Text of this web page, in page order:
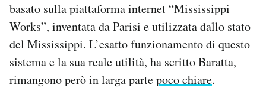
basato sulla piattaforma internet “Mississippi
Works”, inventata da Parisi e utilizzata dallo stato
del Mississippi. L’esatto funzionamento di questo
sistema e la sua reale utilità, ha scritto Baratta,
rimangono però in larga partepoco chiare.